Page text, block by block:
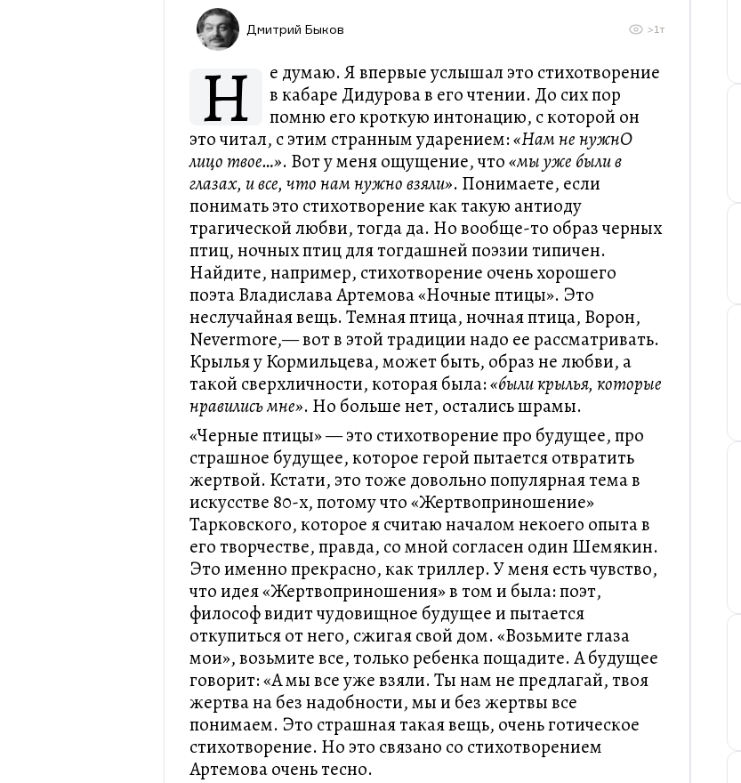
Дмитрий Быков >1т
Н
е думаю. Я впервые услышал это стихотворение
в кабаре Дидурова в его чтении. До сих пор
помню его кроткую интонацию, с которой он
это читал, с этим странным ударением:«Нам не нужнО
лицо твое…». Вот у меня ощущение, что«мы уже были в
глазах, и все, что нам нужно взяли». Понимаете, если
понимать это стихотворение как такую антиоду
трагической любви, тогда да. Но вообще-то образ черных
птиц, ночных птиц для тогдашней поэзии типичен.
Найдите, например, стихотворение очень хорошего
поэта Владислава Артемова «Ночные птицы». Это
неслучайная вещь. Темная птица, ночная птица, Ворон,
Nevermore,— вот в этой традиции надо ее рассматривать.
Крылья у Кормильцева, может быть, образ не любви, а
такой сверхличности, которая была:«были крылья, которые
нравились мне». Но больше нет, остались шрамы.
«Черные птицы» — это стихотворение про будущее, про
страшное будущее, которое герой пытается отвратить
жертвой. Кстати, это тоже довольно популярная тема в
искусстве 80-х, потому что «Жертвоприношение»
Тарковского, которое я считаю началом некоего опыта в
его творчестве, правда, со мной согласен один Шемякин.
Это именно прекрасно, как триллер. У меня есть чувство,
что идея «Жертвоприношения» в том и была: поэт,
философ видит чудовищное будущее и пытается
откупиться от него, сжигая свой дом. «Возьмите глаза
мои», возьмите все, только ребенка пощадите. А будущее
говорит: «А мы все уже взяли. Ты нам не предлагай, твоя
жертва на без надобности, мы и без жертвы все
понимаем. Это страшная такая вещь, очень готическое
стихотворение. Но это связано со стихотворением
Артемова очень тесно.